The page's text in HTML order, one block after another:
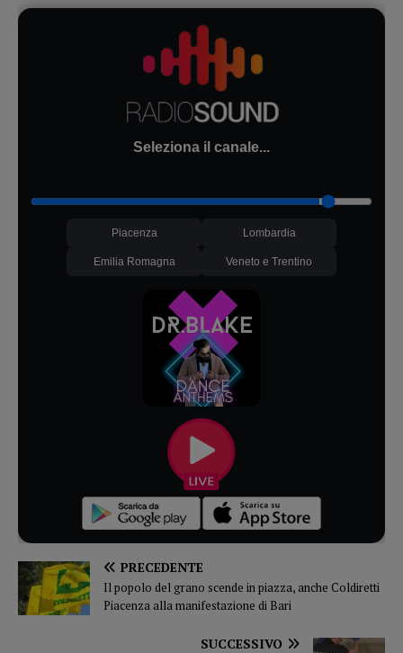
Seleziona il canale...
Piacenza Lombardia
Emilia Romagna Veneto e Trentino
PRECEDENTE
Il popolo del grano scende in piazza, anche Coldiretti
Piacenza alla manifestazione di Bari
SUCCESSIVO